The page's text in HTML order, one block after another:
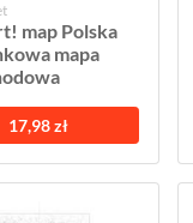
map Polska
mapa
17,98 zł